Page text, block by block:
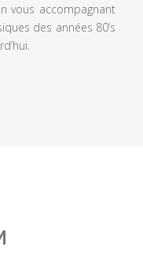
vous accompagnant
des années 80’s